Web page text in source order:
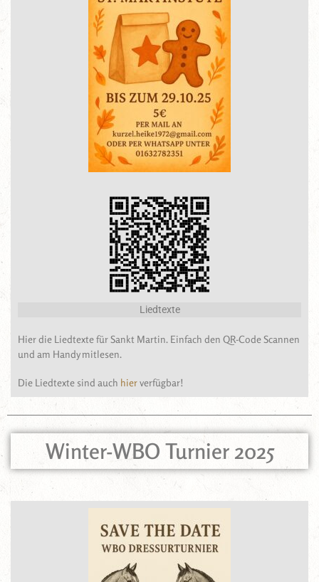
Liedtexte
Hier die Liedtexte für Sankt Martin. Einfach den QR-Code Scannen
und am Handy mitlesen.
Die Liedtexte sind auch hierverfügbar!
Winter-WBO Turnier 2025